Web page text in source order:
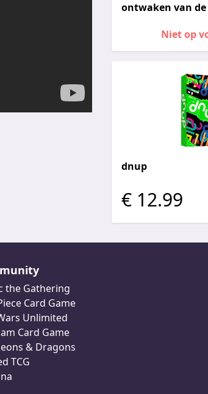
ontwaken van
Niet op
dnup
€ 12.99
the Gathering
Card Game
Unlimited
Card Game
& Dragons
TCG